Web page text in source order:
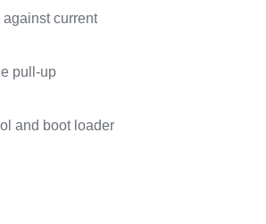
current
pull-up
and boot loader